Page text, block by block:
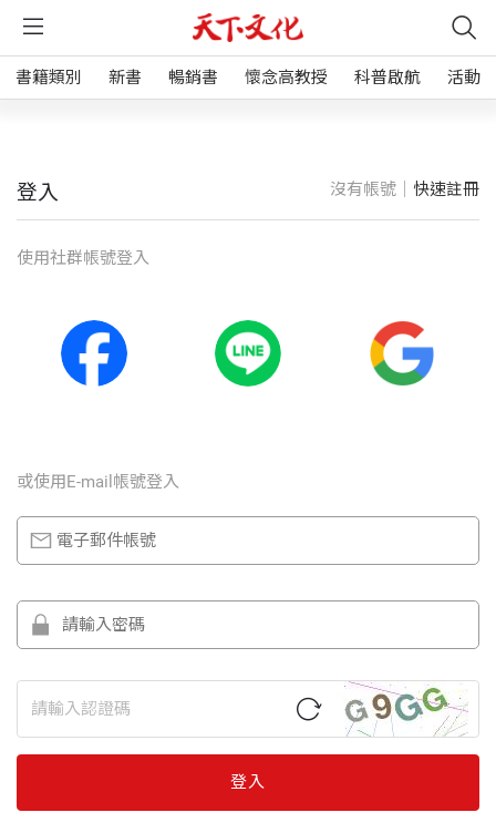
書籍類別 新書 暢銷書 懷念高教授 科普啟航 活動
登入 沒有帳號｜ 快速註冊
使⽤社群帳號登入
或使⽤E-mail帳號登入
登入